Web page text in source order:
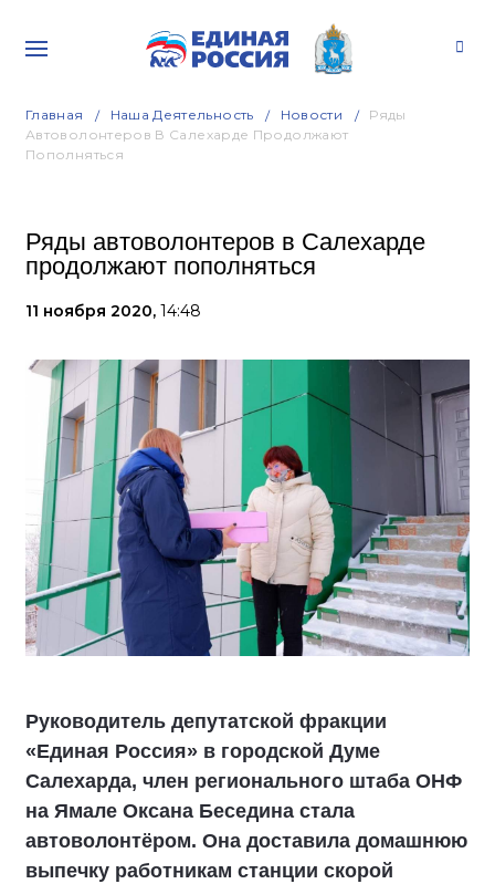
Главная Наша Деятельность Новости
Ряды
Автоволонтеров В Салехарде Продолжают
Пополняться
Ряды автоволонтеров в Салехарде
продолжают пополняться
11 ноября 2020, 14:48
Руководитель депутатской фракции
«Единая Россия» в городской Думе
Салехарда, член регионального штаба ОНФ
на Ямале Оксана Беседина стала
автоволонтёром. Она доставила домашнюю
выпечку работникам станции скорой